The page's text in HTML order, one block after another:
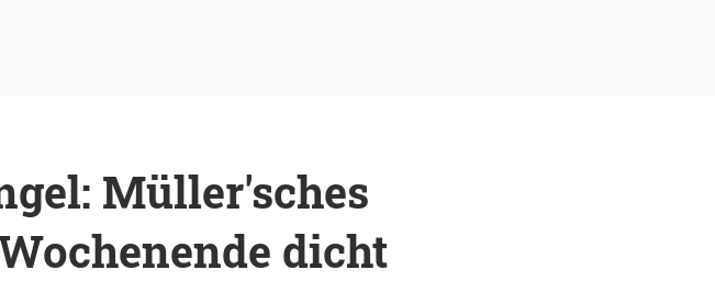
Müller'sches
dicht